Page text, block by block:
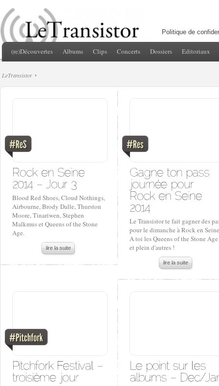
Politique de
(re)Découvertes Albums Clips Concerts Dossiers Editoriaux
LeTransistor
Blood Red Shoes, Cloud Nothings,
Airbourne, Brody Dalle, Thurston
Moore, Tinariwen, Stephen
Malkmus et Queens of the Stone
Age.
lire la suite
Le Transistor te fait gagner des
pour le dimanche à Rock en
A toi les Queens of the Stone Age
et plein d'autres !
lire la suite